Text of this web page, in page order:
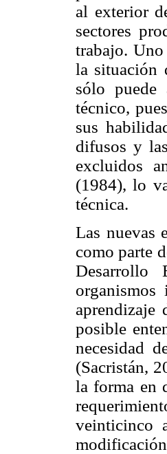
al exterior
sectores
trabajo. Uno
la situación
sólo puede
técnico,
sus
difusos y
excluidos
(1984), lo
técnica.
Las nuevas
como parte
Desarrollo
organismos
aprendizaje
posible
necesidad
(Sacristán,
la forma en
veinticinco
modificación